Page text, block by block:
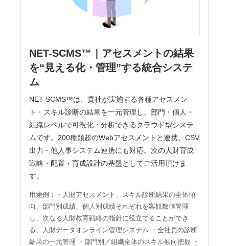
NET-SCMS™｜アセスメントの結果
を“見える化・管理”する統合システ
ム
NET-SCMS™は、貴社が実施する各種アセスメン
ト・スキル診断の結果を一元管理し、部門・個人・
組織レベルで可視化・分析できるクラウド型システ
ムです。200種類超のWebアセスメントと連携、CSV
出力・他人事システム連携にも対応。次の人財育成
戦略・配置・育成設計の基盤としてご活用頂けま
す。
用途例：・人財アセスメント、スキル診断結果の全体傾
向、部門別成績、個人別成績それぞれを客観数値管理
し、次なる人財教育戦略の指針に役立てることができ
る、人財データオンライン管理システム ・全社員の診断
結果の一元管理 ・部門別／組織全体のスキル傾向把握 ・